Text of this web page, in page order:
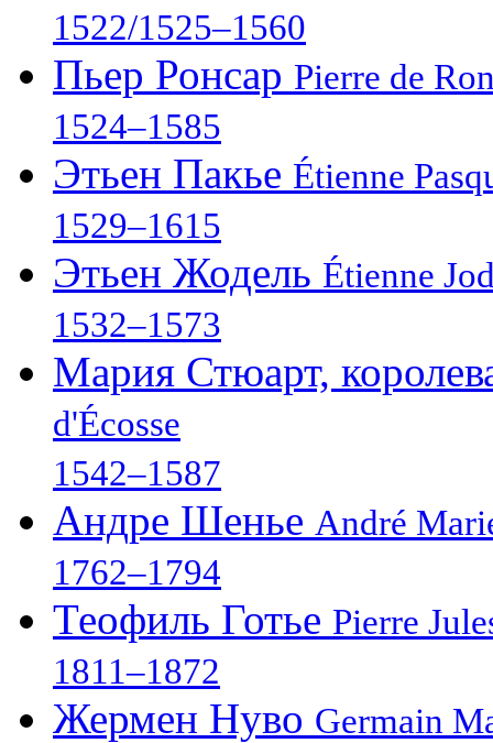
1522/1525–1560
Пьер Ронсар Pierre de
1524–1585
Этьен Пакье Étienne
1529–1615
Этьен Жодель Étienne
1532–1573
Мария Стюарт,
d'Écosse
1542–1587
Андре Шенье André
1762–1794
Теофиль Готье Pierre
1811–1872
Жермен Нуво Germain